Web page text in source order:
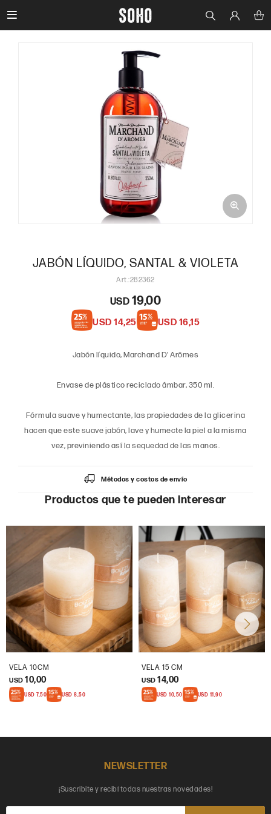

JABÓN LÍQUIDO, SANTAL & VIOLETA
282362
USD 19,00
USD 14,25 USD 16,15
Jabón líquido, Marchand D' Arômes
Envase de plástico reciclado ámbar, 350 ml.
Fórmula suave y humectante, las propiedades de la glicerina
hacen que este suave jabón, lave y humecte la piel a la misma
vez, previniendo así la sequedad de las manos.
Métodos y costos de envío
Productos que te pueden interesar
VELA 10CM
USD 10,00
USD 7,50 USD 8,50
VELA 15 CM
USD 14,00
USD 10,50 USD 11,90
NEWSLETTER
¡Suscribite y recibí todas nuestras novedades!